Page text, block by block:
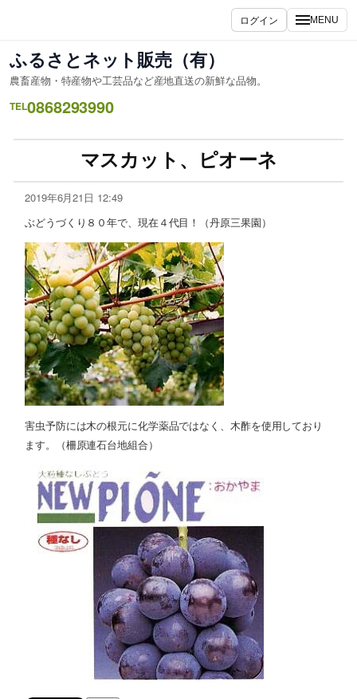
ログイン MENU
ふるさとネット販売（有）
農畜産物・特産物や工芸品など産地直送の新鮮な品物。
TEL0868293990
マスカット、ピオーネ
2019年6月21日 12:49
ぶどうづくり８０年で、現在４代目！（丹原三果園）
害虫予防には木の根元に化学薬品ではなく、木酢を使用しており
ます。（柵原連石台地組合）